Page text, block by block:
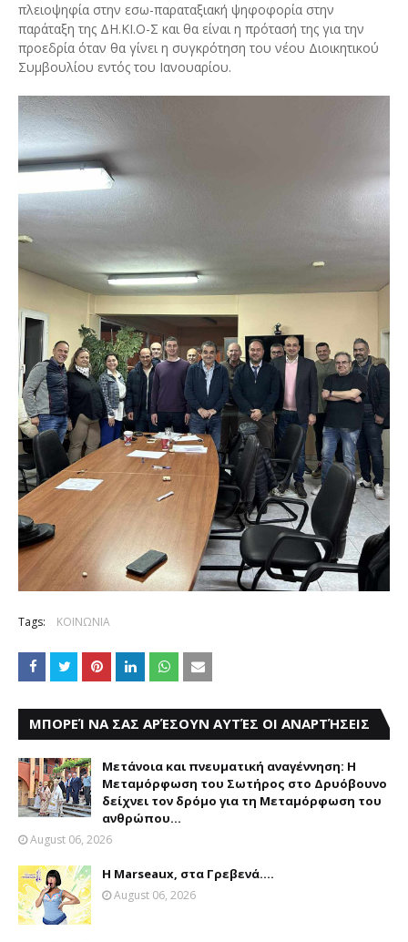
πλειοψηφία στην εσω-παραταξιακή ψηφοφορία στην
παράταξη της ΔΗ.ΚΙ.Ο-Σ και θα είναι η πρότασή της για την
προεδρία όταν θα γίνει η συγκρότηση του νέου Διοικητικού
Συμβουλίου εντός του Ιανουαρίου.
Tags: ΚΟΙΝΩΝΙΑ
ΜΠΟΡΕΊ ΝΑ ΣΑΣ ΑΡΈΣΟΥΝ ΑΥΤΈΣ ΟΙ ΑΝΑΡΤΉΣΕΙΣ
Μετάνοια και πνευματική αναγέννηση: Η
Μεταμόρφωση του Σωτήρος στο Δρυόβουνο
δείχνει τον δρόμο για τη Μεταμόρφωση του
ανθρώπου...
August 06, 2026
Η Marseaux, στα Γρεβενά….
August 06, 2026